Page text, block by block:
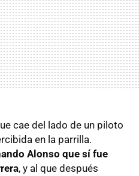
cae del lado de un piloto
en la parrilla.
Alonso que sí fue
, y al que después